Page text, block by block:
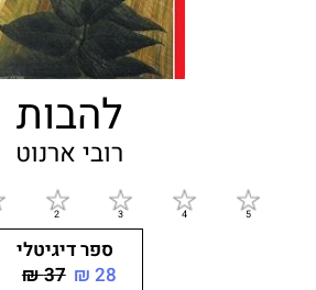
להבות
רובי ארנוט
ספר דיגיטלי
28 ₪
37 ₪